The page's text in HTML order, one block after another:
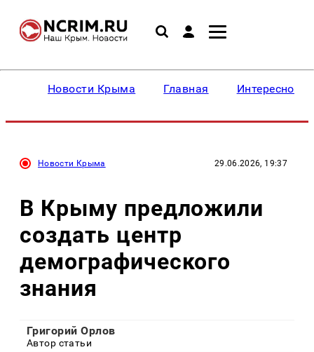
Новости Крыма Главная Интересное
Новости Крыма 29.06.2026, 19:37
В Крыму предложили
создать центр
демографического
знания
Григорий Орлов
Автор статьи